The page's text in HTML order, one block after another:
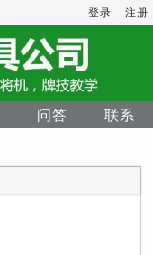
登录 注册
问答 联系